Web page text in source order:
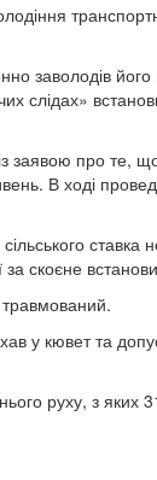
заволодів
слідах»
заявою про
В ході
скоєне
у кювет та
руху, з яких